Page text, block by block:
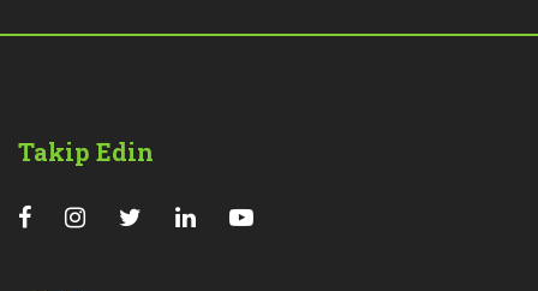
Takip Edin